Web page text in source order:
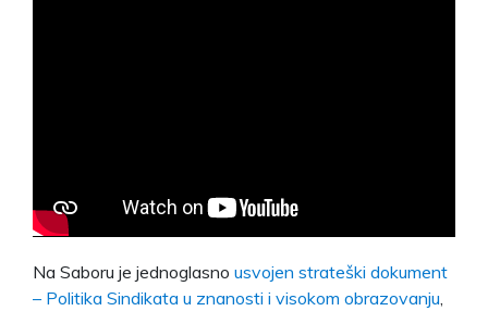
Na Saboru je jednoglasno usvojen strateški dokument
– Politika Sindikata u znanosti i visokom obrazovanju